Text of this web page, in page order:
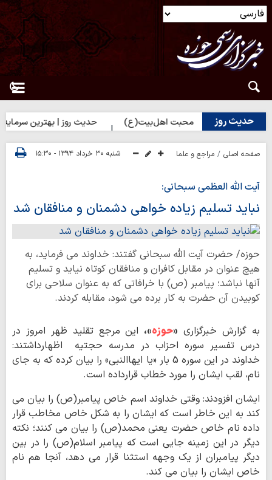
حدیث روز
نزدیک شدن به محبت اهل‌بیت(ع) حدیث روز | بهترین سرمایه انسان
صفحه اصلی مراجع و علما شنبه ۳۰ خرداد ۱۳۹۴ - ۱۵:۳۰
آیت الله العظمی سبحانی:
نباید تسلیم زیاده خواهی دشمنان و منافقان شد
حوزه/ حضرت آیت الله سبحانی گفتند: خداوند می فرماید، به
هیچ عنوان در مقابل کافران و منافقان کوتاه نیاید و تسلیم
آنها نباشد؛ پیامبر (ص) با خرافاتی که به عنوان سلاحی برای
کوبیدن آن حضرت به کار برده می شود، مقابله کردند.
به گزارش خبرگزاری «حوزه»، این مرجع تقلید ظهر امروز در
درس تفسیر سوره احزاب در مدرسه حجتیه اظهارداشتند:
خداوند در این سوره 5 بار «یا ایهاالنبی» را بیان کرده که به جای
نام، لقب ایشان را مورد خطاب قرارداده است.
ایشان افزودند: وقتی خداوند اسم خاص پیامبر(ص) را بیان می
کند به این خاطر است که ایشان را به شکل خاص مخاطب قرار
داده نام خاص حضرت یعنی محمد(ص) را بیان می کنند؛ نکته
دیگر در این زمینه جایی است که پیامبر اسلام(ص) را در بین
دیگر پیامبران از یک وجهه استثنا قرار می دهد، آنجا هم نام
خاص ایشان را بیان می کند.